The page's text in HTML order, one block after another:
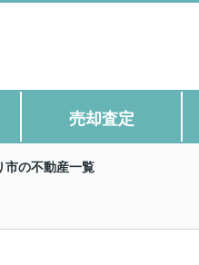
売却査定
市の不動産一覧